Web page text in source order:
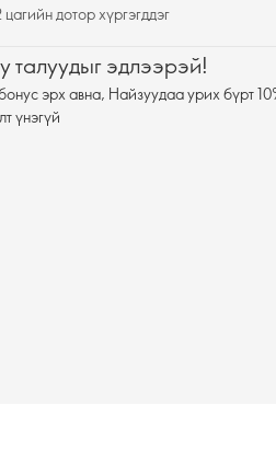
дотор хүргэгддэг
талуудыг эдлээрэй!
эрх авна, Найзуудаа урих бүрт
үнэгүй